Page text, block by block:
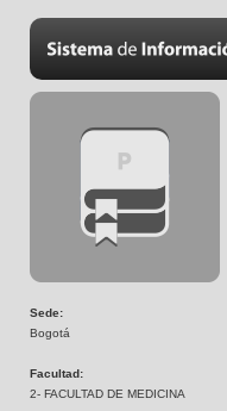
Sede:
Bogotá
Facultad:
2- FACULTAD DE MEDICINA